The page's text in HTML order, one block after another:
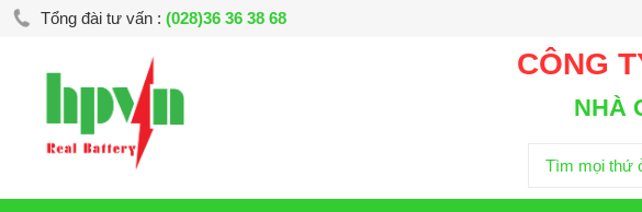
Tổng đài tư vấn : (028)36 36 38 68
CÔNG
NHÀ